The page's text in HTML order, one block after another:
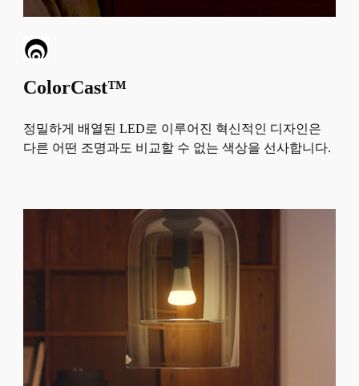
ColorCast™
정밀하게 배열된 LED로 이루어진 혁신적인 디자인은
다른 어떤 조명과도 비교할 수 없는 색상을 선사합니다.